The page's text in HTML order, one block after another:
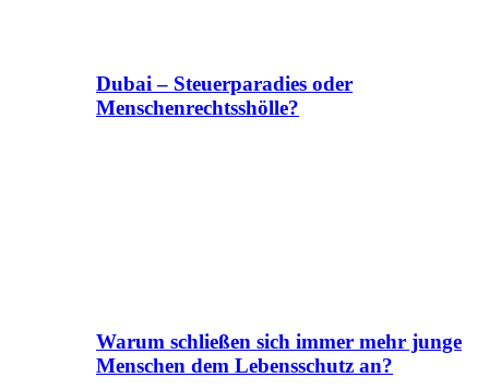
Dubai – Steuerparadies oder
Menschenrechtsshölle?
Warum schließen sich immer mehr junge
Menschen dem Lebensschutz an?